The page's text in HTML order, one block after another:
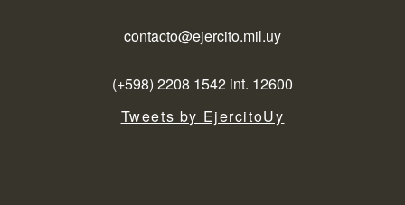
contacto@ejercito.mil.uy
(+598) 2208 1542 int. 12600
Tweets by EjercitoUy